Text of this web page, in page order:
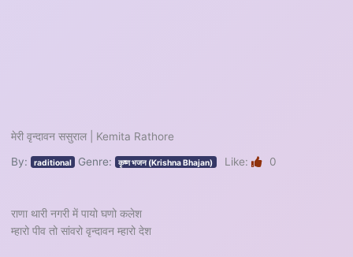
मेरी वृन्दावन ससुराल | Kemita Rathore
By: raditional Genre: कृष्ण भजन (Krishna Bhajan) Like: 0
राणा थारी नगरी में पायो घणो कलेश
म्हारो पीव तो सांवरो वृन्दावन म्हारो देश